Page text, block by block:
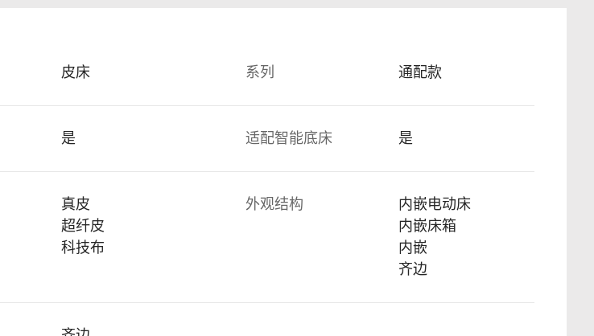
皮床 系列 通配款
是 适配智能底床 是
真皮
超纤皮
科技布
外观结构
内嵌电动床
内嵌床箱
内嵌
齐边